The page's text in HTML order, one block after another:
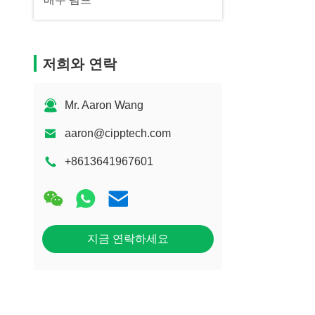
저희와 연락
Mr. Aaron Wang
aaron@cipptech.com
+8613641967601
지금 연락하세요